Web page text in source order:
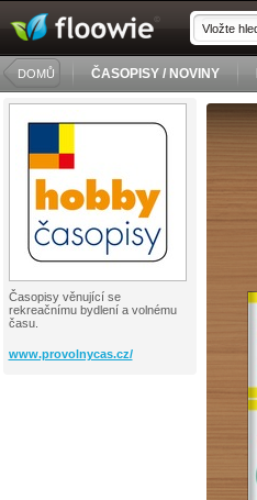
DOMŮ ČASOPISY / NOVINY
Časopisy věnující se
rekreačnímu bydlení a volnému
času.
www.provolnycas.cz/